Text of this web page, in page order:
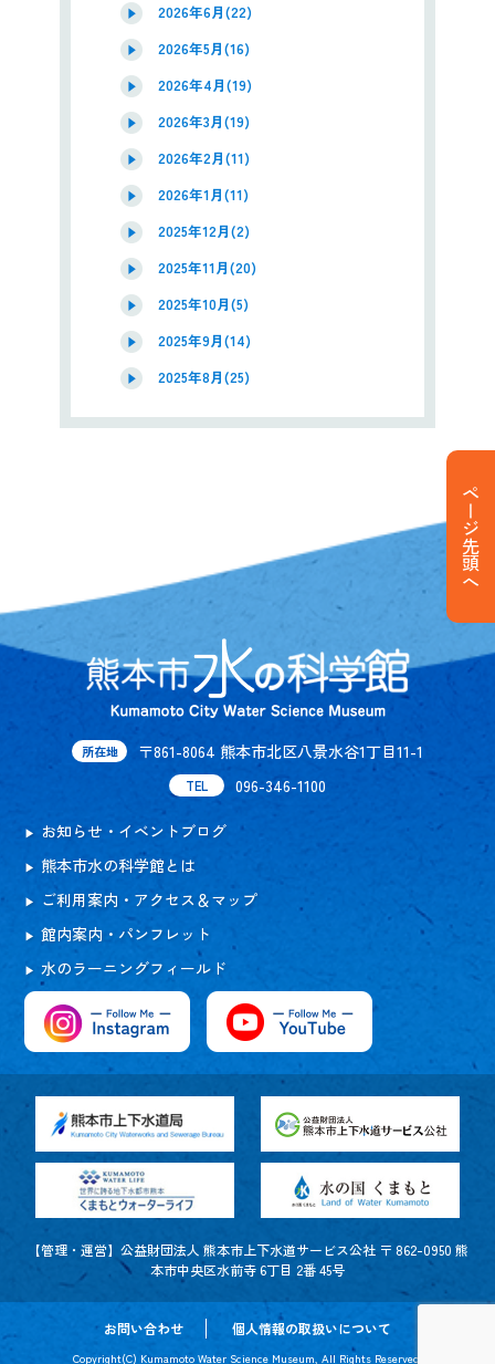
2026年6月(22)
2026年5月(16)
2026年4月(19)
2026年3月(19)
2026年2月(11)
2026年1月(11)
2025年12月(2)
2025年11月(20)
2025年10月(5)
2025年9月(14)
2025年8月(25)
ページ先頭へ
所在地 〒861-8064 熊本市北区八景水谷1丁目11-1
TEL 096-346-1100
お知らせ・イベントブログ
熊本市水の科学館とは
ご利用案内・アクセス＆マップ
館内案内・パンフレット
水のラーニングフィールド
【管理・運営】公益財団法人 熊本市上下水道サービス公社 〒 862-0950 熊
本市中央区水前寺 6丁目 2番 45号
お問い合わせ 個人情報の取扱いについて
Copyright(C) Kumamoto Water Science Museum, All Rights Reserved.